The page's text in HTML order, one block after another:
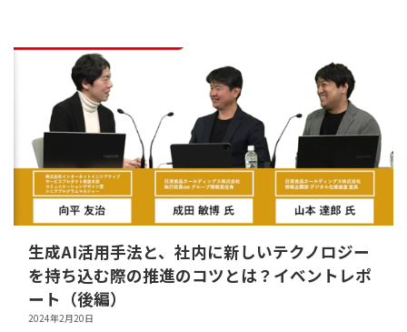
生成AI活用手法と、社内に新しいテクノロジー
を持ち込む際の推進のコツとは？イベントレポ
ート（後編）
2024年2月20日